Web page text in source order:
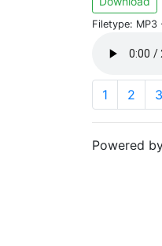
Filetype: MP3
1 2 3
Powered